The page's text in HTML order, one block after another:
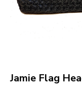
Jamie Flag